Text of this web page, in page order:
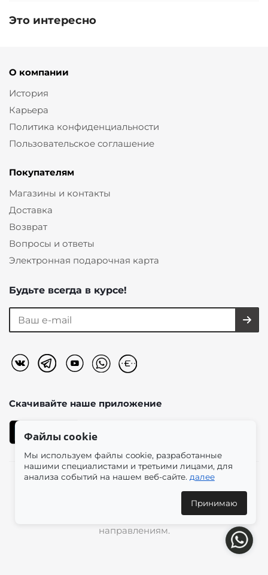
Это интересно
О компании
История
Карьера
Политика конфиденциальности
Пользовательское соглашение
Покупателям
Магазины и контакты
Доставка
Возврат
Вопросы и ответы
Электронная подарочная карта
Будьте всегда в курсе!
Скачивайте наше приложение
магазин женской одежды в эстетике plus size.
Доставка по всей России и международным
направлениям.
Файлы cookie
Мы используем файлы cookie, разработанные
нашими специалистами и третьими лицами, для
анализа событий на нашем веб-сайте. далее
Принимаю